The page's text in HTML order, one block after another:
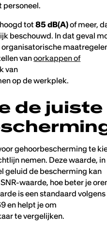
personeel.
tot85 dB(A)of meer,
beschouwd. In dat geval
vanoorkappen of
van
op de werkplek.
de juiste
gehoorbescherming te
nemen. Deze waarde, in
geluid de bescherming kan
waarde, hoe beter je
is een standaard
en helpt je om
te vergelijken.